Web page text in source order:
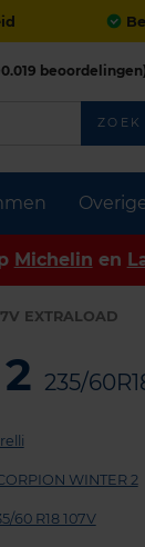
beoordelingen)
ZOEK
Michelin en
EXTRALOAD
235/
WINTER 2
60 R18 107V